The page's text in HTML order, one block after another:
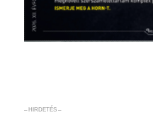
– HIRDETÉS –